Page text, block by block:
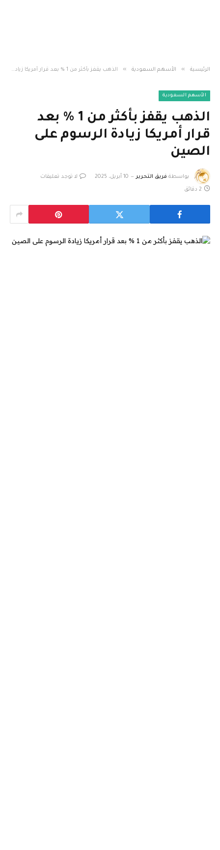
الرئيسية » الأسهم السعودية » الذهب يقفز بأكثر من 1 % بعد قرار أمريكا زيادة الرسوم على الصين
الأسهم السعودية
الذهب يقفز بأكثر من 1 % بعد
قرار أمريكا زيادة الرسوم على
الصين
بواسطة فريق التحرير 10 أبريل، 2025 لا توجد تعليقات
2 دقائق